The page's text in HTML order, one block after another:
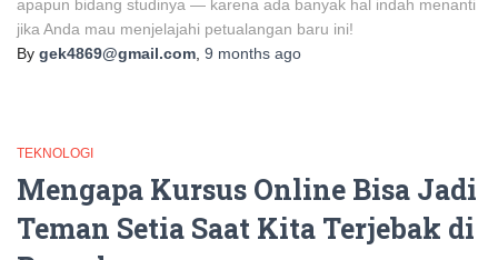
apapun bidang studinya — karena ada banyak hal indah menanti
jika Anda mau menjelajahi petualangan baru ini!
By gek4869@gmail.com 9 months ago
TEKNOLOGI
Mengapa Kursus Online Bisa Jadi
Teman Setia Saat Kita Terjebak di